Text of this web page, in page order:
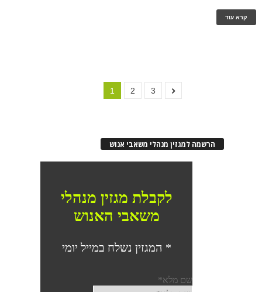
קרא עוד
1 2 3
הרשמה למגזין מנהלי משאבי אנוש